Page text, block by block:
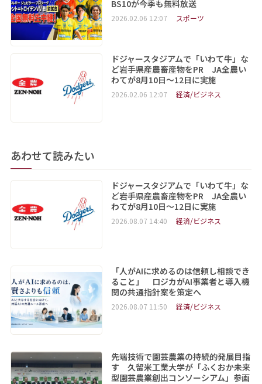
BS10が今季も無料放送
2026.02.06 12:07 スポーツ
ドジャースタジアムで「いわて牛」な
ど岩手県産農畜産物をPR JA全農い
わてが8月10日～12日に実施
2026.02.06 12:07 経済/ビジネス
あわせて読みたい
ドジャースタジアムで「いわて牛」な
ど岩手県産農畜産物をPR JA全農い
わてが8月10日～12日に実施
2026.08.07 14:40 経済/ビジネス
「人がAIに求めるのは信頼し相談でき
ること」 ロジカがAI事業者と導入機
関の共通指針案を策定へ
2026.08.07 11:50 経済/ビジネス
先端技術で園芸農業の持続的発展目指
す 久留米工業大学が「ふくおか未来
型園芸農業創出コンソーシアム」参画